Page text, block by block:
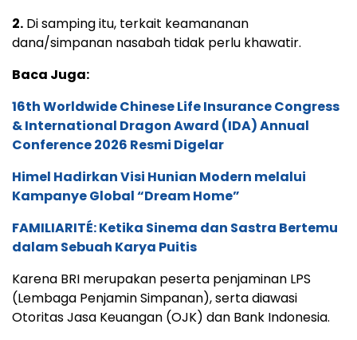
2. Di samping itu, terkait keamananan
dana/simpanan nasabah tidak perlu khawatir.
Baca Juga:
16th Worldwide Chinese Life Insurance Congress
& International Dragon Award (IDA) Annual
Conference 2026 Resmi Digelar
Himel Hadirkan Visi Hunian Modern melalui
Kampanye Global “Dream Home”
FAMILIARITÉ: Ketika Sinema dan Sastra Bertemu
dalam Sebuah Karya Puitis
Karena BRI merupakan peserta penjaminan LPS
(Lembaga Penjamin Simpanan), serta diawasi
Otoritas Jasa Keuangan (OJK) dan Bank Indonesia.